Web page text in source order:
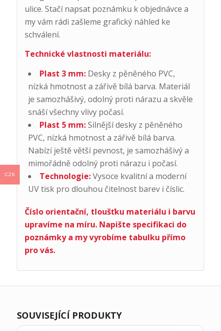
ulice. Stačí napsat poznámku k objednávce a
my vám rádi zašleme grafický náhled ke
schválení.
Technické vlastnosti materiálu:
Plast 3 mm:Desky z pěněného PVC,
nízká hmotnost a zářivě bílá barva. Materiál
je samozhášivý, odolný proti nárazu a skvěle
snáší všechny vlivy počasí.
Plast 5 mm:Silnější desky z pěněného
PVC, nízká hmotnost a zářivě bílá barva.
Nabízí ještě větší pevnost, je samozhášivý a
mimořádně odolný proti nárazu i počasí.
Technologie:Vysoce kvalitní a moderní
UV tisk pro dlouhou čitelnost barev i číslic.
Číslo orientační, tloušťku materiálu i barvu
upravíme na míru. Napište specifikaci do
poznámky a my vyrobíme tabulku přímo
pro vás.
SOUVISEJÍCÍ PRODUKTY
CZK